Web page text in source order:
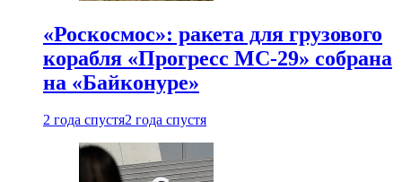
«Роскосмос»: ракета для грузового
корабля «Прогресс МС-29» собрана
на «Байконуре»
2 года спустя2 года спустя